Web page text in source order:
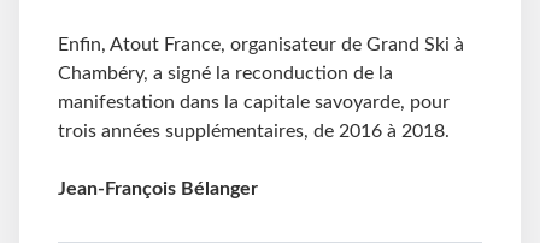
Enfin, Atout France, organisateur de Grand Ski à
Chambéry, a signé la reconduction de la
manifestation dans la capitale savoyarde, pour
trois années supplémentaires, de 2016 à 2018.
Jean-François Bélanger